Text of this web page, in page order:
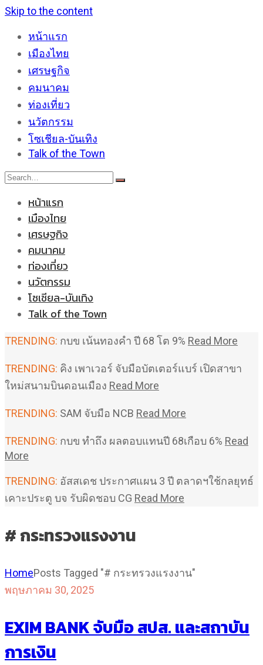
Skip to the content
หน้าแรก
เมืองไทย
เศรษฐกิจ
คมนาคม
ท่องเที่ยว
นวัตกรรม
โซเชียล-บันเทิง
Talk of the Town
หน้าแรก
เมืองไทย
เศรษฐกิจ
คมนาคม
ท่องเที่ยว
นวัตกรรม
โซเชียล-บันเทิง
Talk of the Town
TRENDING: กบข เน้นทองคำ ปี 68 โต 9% Read More
TRENDING: คิง เพาเวอร์ จับมือบัตเตอร์แบร์ เปิดสาขา
ใหม่สนามบินดอนเมือง Read More
TRENDING: SAM จับมือ NCB Read More
TRENDING: กบข ทำถึง ผลตอบแทนปี 68เกือบ 6% Read
More
TRENDING: อัสสเดช ประกาศแผน 3 ปี ตลาดฯใช้กลยุทธ์
เคาะประตู บจ รับผิดชอบ CG Read More
# กระทรวงแรงงาน
HomePosts Tagged "# กระทรวงแรงงาน"
พฤษภาคม 30, 2025
EXIM BANK จับมือ สปส. และสถาบัน
การเงิน